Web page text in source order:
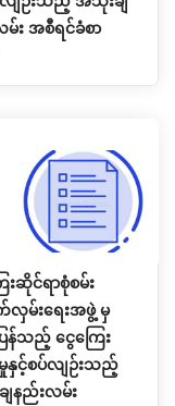
း အစီရင်ခံစာ
းဆိုင်ရာစုံစမ်း
လှမ်းရေးအဖွဲ့ မှ
န်သည့် ငွေကြေး
မှုနှင့်စပ်လျဉ်းသည့်
နည်းလမ်း